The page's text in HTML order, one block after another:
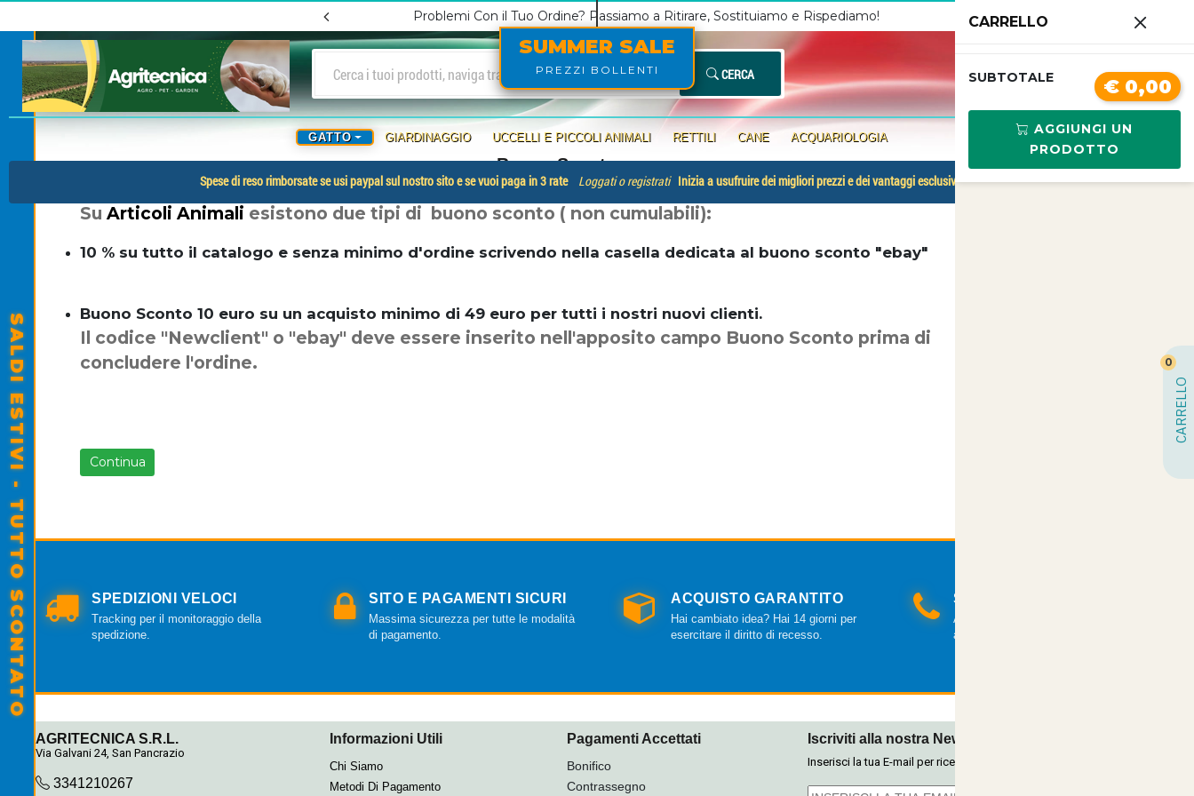
SUMMER SALE
PREZZI BOLLENTI
Problemi Con il Tuo Ordine? Passiamo a Ritirare, Sostituiamo e Rispediamo! Chiamaci 3341210267
CERCA
GATTO GIARDINAGGIO UCCELLI E PICCOLI ANIMALI RETTILI CANE ACQUARIOLOGIA
Spese di reso rimborsate se usi paypal sul nostro sito e se vuoi paga in 3 rate Loggati o registrati Inizia a usufruire dei migliori prezzi e dei vantaggi esclusivi.
Buono Sconto
Su Articoli Animali esistono due tipi di buono sconto ( non cumulabili):
10 % su tutto il catalogo e senza minimo d'ordine scrivendo nella casella dedicata al buono sconto "ebay"
Buono Sconto 10 euro su un acquisto minimo di 49 euro per tutti i nostri nuovi clienti.
Il codice "Newclient" o "ebay" deve essere inserito nell'apposito campo Buono Sconto prima di
concludere l'ordine.
Continua
SPEDIZIONI VELOCI
Tracking per il monitoraggio della
spedizione.
SITO E PAGAMENTI SICURI
Massima sicurezza per tutte le modalità
di pagamento.
ACQUISTO GARANTITO
Hai cambiato idea? Hai 14 giorni per
esercitare il diritto di recesso.
SERVIZIO CLIENTI
Assistenza clienti via mail e telefonica
a tua disposizione.
AGRITECNICA S.R.L.
Via Galvani 24, San Pancrazio
3341210267
Informazioni Utili
Chi Siamo
Metodi Di Pagamento
Pagamenti Accettati
Bonifico
Contrassegno
Iscriviti alla nostra Newsletter
Inserisci la tua E-mail per ricevere le nostre offerte tramite newsletter.
CARRELLO
SUBTOTALE € 0,00
AGGIUNGI UN
PRODOTTO
CARRELLO
0
SALDI ESTIVI - TUTTO SCONTATO SALDI ESTIVI - TUTTO SCONTATO